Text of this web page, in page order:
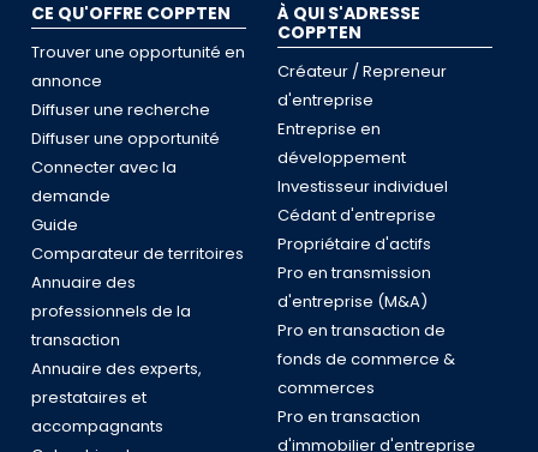
CE QU'OFFRE COPPTEN
Trouver une opportunité en
annonce
Diffuser une recherche
Diffuser une opportunité
Connecter avec la
demande
Guide
Comparateur de territoires
Annuaire des
professionnels de la
transaction
Annuaire des experts,
prestataires et
accompagnants
À QUI S'ADRESSE
COPPTEN
Créateur / Repreneur
d'entreprise
Entreprise en
développement
Investisseur individuel
Cédant d'entreprise
Propriétaire d'actifs
Pro en transmission
d'entreprise (M&A)
Pro en transaction de
fonds de commerce &
commerces
Pro en transaction
d'immobilier d'entreprise